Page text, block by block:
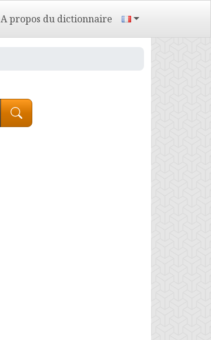
A propos du dictionnaire